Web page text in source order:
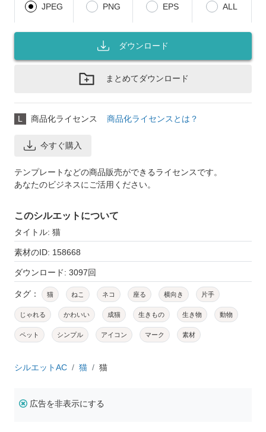
JPEG PNG EPS ALL
ダウンロード
まとめてダウンロード
L 商品化ライセンス 商品化ライセンスとは？
今すぐ購入
テンプレートなどの商品販売ができるライセンスです。
あなたのビジネスにご活用ください。
このシルエットについて
タイトル: 猫
素材のID: 158668
ダウンロード: 3097回
タグ： 猫 ねこ ネコ 座る 横向き 片手
じゃれる かわいい 成猫 生きもの 生き物 動物
ペット シンプル アイコン マーク 素材
シルエットAC 猫 猫
広告を非表示にする